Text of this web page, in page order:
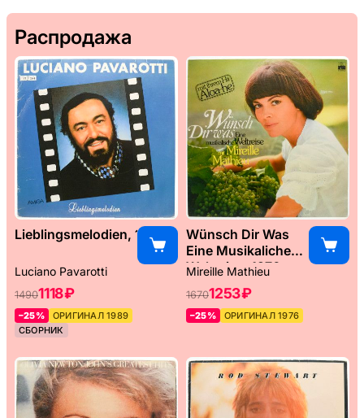
Распродажа
Lieblingsmelodien, 1989
Luciano Pavarotti
14901118 ₽
–25%
ОРИГИНАЛ 1989
СБОРНИК
Wünsch Dir Was
Eine Musikaliche
Weltreise, 1976
Mireille Mathieu
16701253 ₽
–25% ОРИГИНАЛ 1976